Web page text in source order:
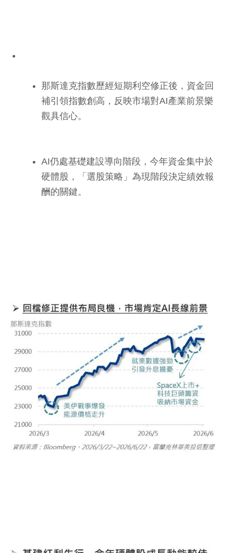
那斯達克指數歷經短期利空修正後，資金回
補引領指數創高，反映市場對AI產業前景樂
觀具信心。
AI仍處基礎建設導向階段，今年資金集中於
硬體股，「選股策略」為現階段決定績效報
酬的關鍵。